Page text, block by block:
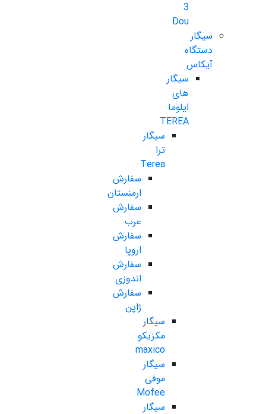
3
Dou
سیگار
دستگاه
آیکاس
سیگار
های
ایلوما
TEREA
سیگار
ترا
Terea
سفارش
ارمنستان
سفارش
عرب
سفارش
اروپا
سفارش
اندوزی
سفارش
ژاپن
سیگار
مکزیکو
maxico
سیگار
موفی
Mofee
سیگار